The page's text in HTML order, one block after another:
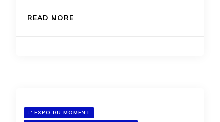
READ MORE
L' EXPO DU MOMENT